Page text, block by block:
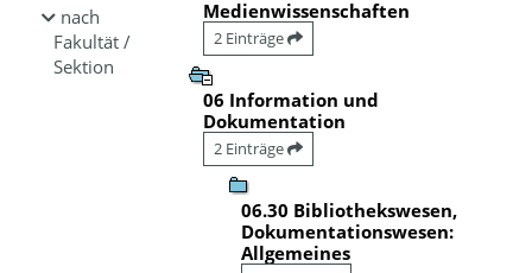
nach
Fakultät /
Sektion
Medienwissenschaften
2 Einträge
06 Information und
Dokumentation
2 Einträge
06.30 Bibliothekswesen,
Dokumentationswesen:
Allgemeines